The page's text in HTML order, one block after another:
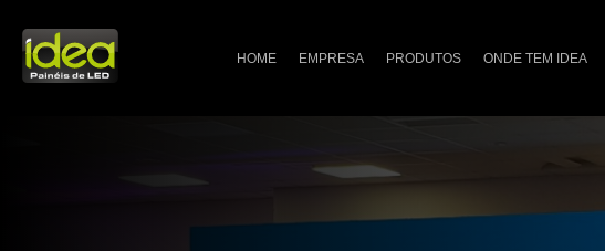
HOME EMPRESA PRODUTOS ONDE TEM IDEA